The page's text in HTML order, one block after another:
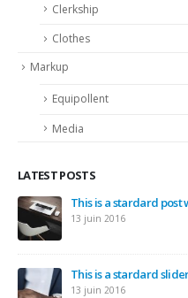
Clerkship
Clothes
Markup
Equipollent
Media
LATEST POSTS
This is a stardard
13 juin 2016
This is a stardard
13 juin 2016